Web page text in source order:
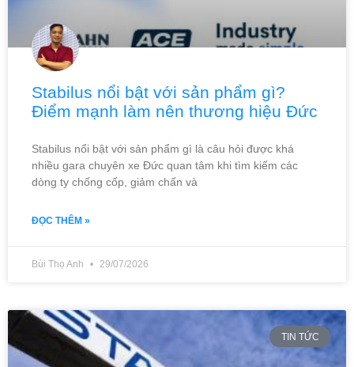
Stabilus nổi bật với sản phẩm gì?
Điểm mạnh làm nên thương hiệu Đức
Stabilus nổi bật với sản phẩm gì là câu hỏi được khá
nhiều gara chuyên xe Đức quan tâm khi tìm kiếm các
dòng ty chống cốp, giảm chấn và
ĐỌC THÊM »
Bùi Thọ Anh 29/07/2026
TIN TỨC